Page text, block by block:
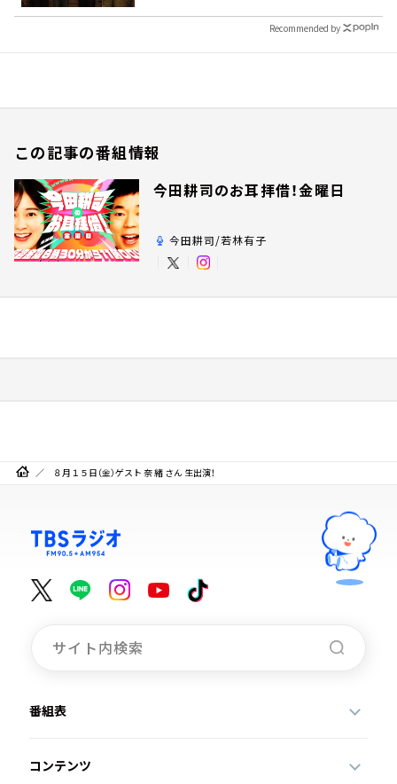
Recommended by
この記事の番組情報
今田耕司のお耳拝借！金曜日
今田耕司/若林有子
８月１５日（金）ゲスト 奈 緒 さん 生出演！
番組表
コンテンツ